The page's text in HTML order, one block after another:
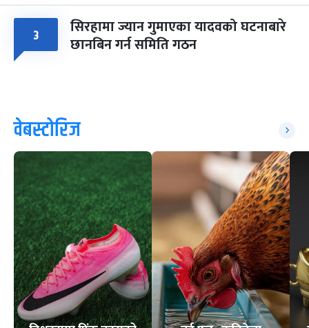
३ सिरहामा ज्यान गुमाएका यादवको घटनाबारे
छानबिन गर्न समिति गठन
वेबस्टोरिज